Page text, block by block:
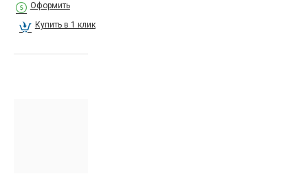
Оформить
Купить в 1 клик